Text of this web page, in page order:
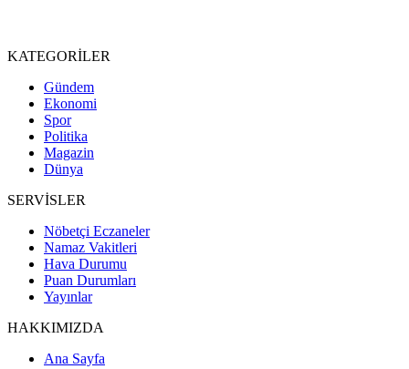
KATEGORİLER
Gündem
Ekonomi
Spor
Politika
Magazin
Dünya
SERVİSLER
Nöbetçi Eczaneler
Namaz Vakitleri
Hava Durumu
Puan Durumları
Yayınlar
HAKKIMIZDA
Ana Sayfa